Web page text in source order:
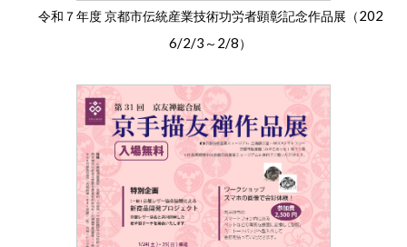
令和７年度 京都市伝統産業技術功労者顕彰記念作品展（202
6/2/3 ～ 2/8）